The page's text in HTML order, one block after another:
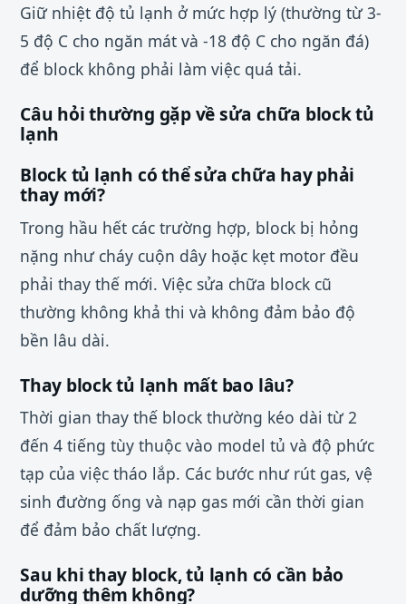
Giữ nhiệt độ tủ lạnh ở mức hợp lý (thường từ 3-
5 độ C cho ngăn mát và -18 độ C cho ngăn đá)
để block không phải làm việc quá tải.
Câu hỏi thường gặp về sửa chữa block tủ
lạnh
Block tủ lạnh có thể sửa chữa hay phải
thay mới?
Trong hầu hết các trường hợp, block bị hỏng
nặng như cháy cuộn dây hoặc kẹt motor đều
phải thay thế mới. Việc sửa chữa block cũ
thường không khả thi và không đảm bảo độ
bền lâu dài.
Thay block tủ lạnh mất bao lâu?
Thời gian thay thế block thường kéo dài từ 2
đến 4 tiếng tùy thuộc vào model tủ và độ phức
tạp của việc tháo lắp. Các bước như rút gas, vệ
sinh đường ống và nạp gas mới cần thời gian
để đảm bảo chất lượng.
Sau khi thay block, tủ lạnh có cần bảo
dưỡng thêm không?